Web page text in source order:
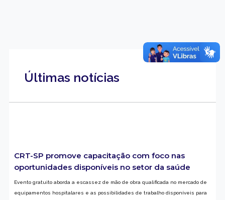
Últimas notícias
CRT-SP promove capacitação com foco nas
oportunidades disponíveis no setor da saúde
Evento gratuito aborda a escassez de mão de obra qualificada no mercado de
equipamentos hospitalares e as possibilidades de trabalho disponíveis para